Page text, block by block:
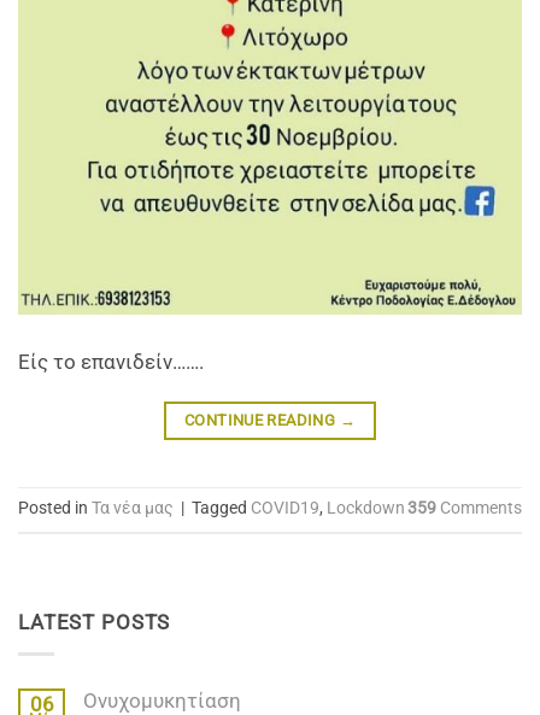
Eίς το επανιδείν…….
CONTINUE READING →
Posted in Τα νέα μας | Tagged COVID19, Lockdown359 Comments
LATEST POSTS
06 Ονυχομυκητίαση